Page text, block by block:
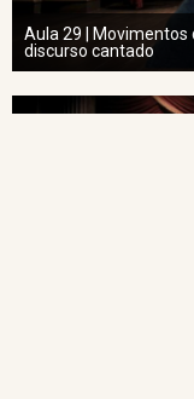
Aula 29 | Movimentos
discurso cantado